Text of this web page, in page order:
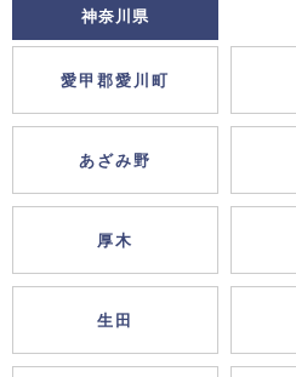
神奈川県
愛甲郡愛川町
あざみ野
厚木
生田